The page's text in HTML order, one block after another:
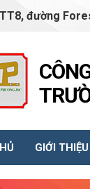
đường
GIỚI THIỆU